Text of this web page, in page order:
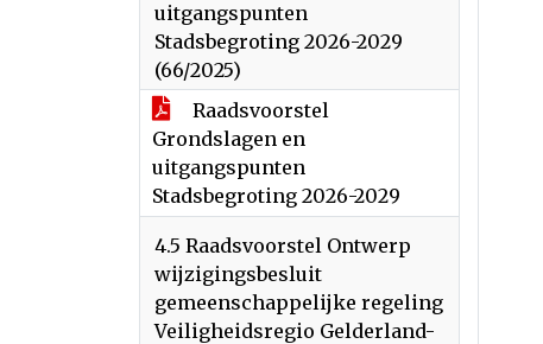
uitgangspunten
Stadsbegroting 2026-2029
(66/2025)
Raadsvoorstel
Grondslagen en
uitgangspunten
Stadsbegroting 2026-2029
4.5 Raadsvoorstel Ontwerp
wijzigingsbesluit
gemeenschappelijke regeling
Veiligheidsregio Gelderland-